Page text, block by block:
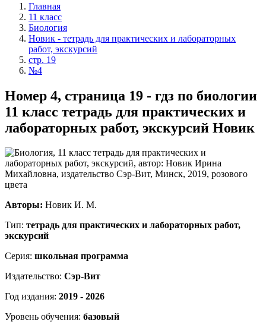
Главная
11 класс
Биология
Новик - тетрадь для практических и лабораторных
работ, экскурсий
стр. 19
№4
Номер 4, страница 19 - гдз по биологии
11 класс тетрадь для практических и
лабораторных работ, экскурсий Новик
Авторы: Новик И. М.
Тип: тетрадь для практических и лабораторных работ,
экскурсий
Серия: школьная программа
Издательство: Сэр-Вит
Год издания: 2019 - 2026
Уровень обучения: базовый